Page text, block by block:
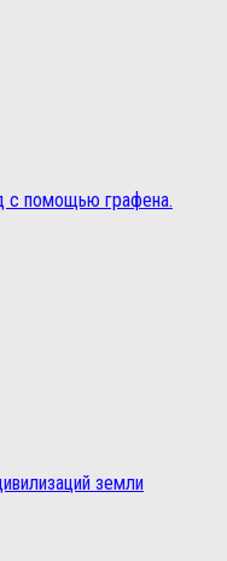
с помощью графена.
земли